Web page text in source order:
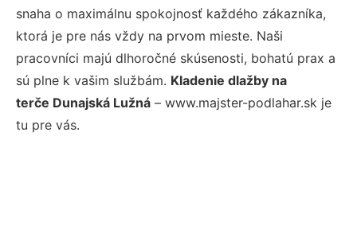
snaha o maximálnu spokojnosť každého zákazníka,
ktorá je pre nás vždy na prvom mieste. Naši
pracovníci majú dlhoročné skúsenosti, bohatú prax a
sú plne k vašim službám. Kladenie dlažby na
terče Dunajská Lužná – www.majster-podlahar.sk je
tu pre vás.